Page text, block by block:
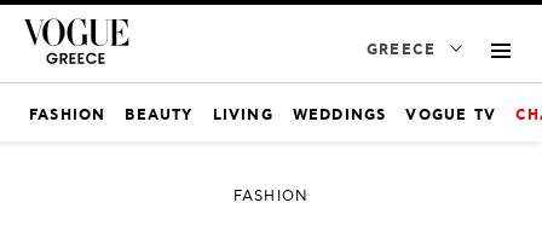
GREECE
FASHION BEAUTY LIVING WEDDINGS VOGUE TV
FASHION